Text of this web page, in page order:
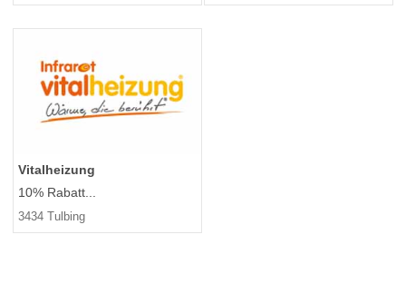
Vitalheizung
10% Rabatt...
3434 Tulbing